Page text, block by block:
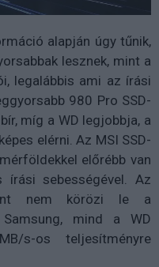
alapján úgy tűnik,
lesznek, mint a
legalábbis ami az írási
980 Pro SSD-
míg a WD legjobbja, a
elérni. Az MSI SSD-
előrébb van
sebességével. Az
nem körözi le a
mind a WD
s-os teljesítményre